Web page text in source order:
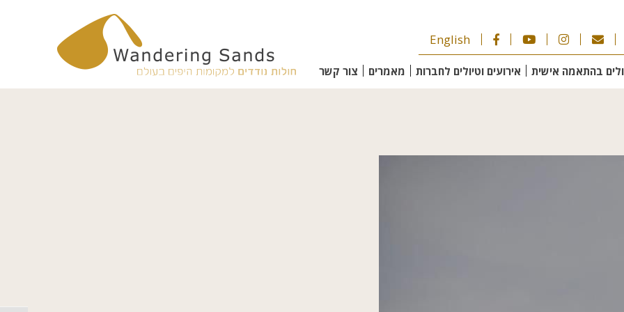
English
בהתאמה אישית אירועים וטיולים לחברות מאמרים צור קשר